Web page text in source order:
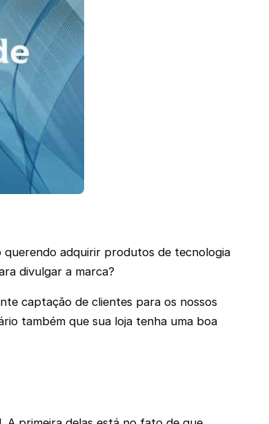
querendo adquirir produtos de tecnologia
divulgar a marca?
captação de clientes para os nossos
também que sua loja tenha uma boa